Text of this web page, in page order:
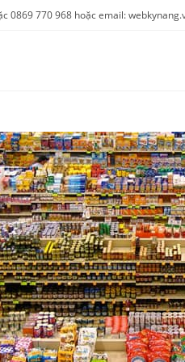
0869 770 968 hoặc email: